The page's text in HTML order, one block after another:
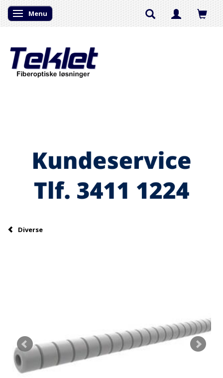
Skifte navigation
Menu
Diverse